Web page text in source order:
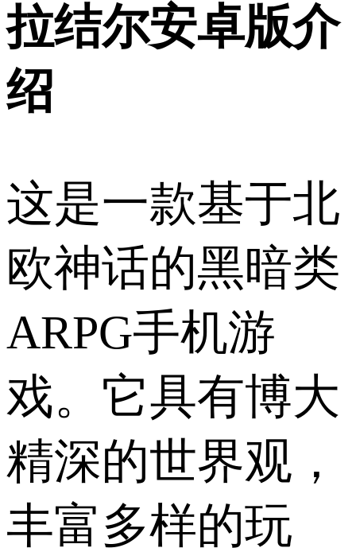
拉结尔安卓版介
绍
这是一款基于北
欧神话的黑暗类
ARPG手机游
戏。它具有博大
精深的世界观，
丰富多样的玩